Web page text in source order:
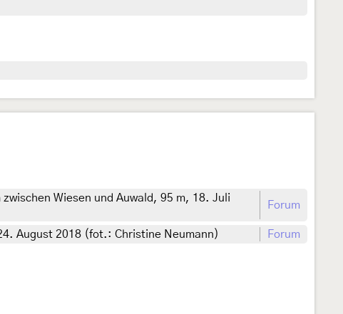
Wiesen und Auwald, 95 m, 18. Juli
Forum
August 2018 (fot.: Christine Neumann) Forum